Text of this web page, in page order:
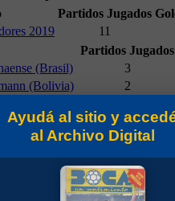
Partidos Jugados
2019
11
Partidos Jugados
(Brasil)
3
(Bolivia)
2
Universitaria
2
2
Partidos
Jugados
6
Ayudá al sitio y
al Archivo Digital